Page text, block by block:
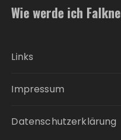
Wie werde ich
Links
Impressum
Datenschutzerklärung